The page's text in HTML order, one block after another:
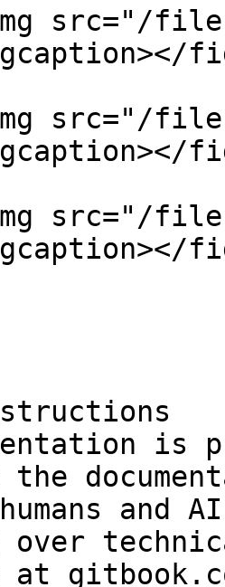
src="/files/
src="/
src="/
is
and
over
at